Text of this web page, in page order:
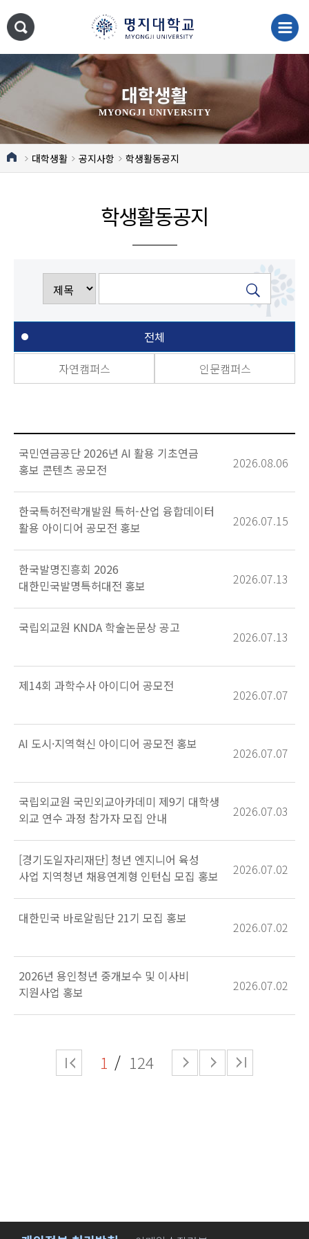
대학생활
MYONGJI UNIVERSITY
대학생활 공지사항 학생활동공지
학생활동공지
전체
자연캠퍼스
인문캠퍼스
국민연금공단 2026년 AI 활용 기초연금
홍보 콘텐츠 공모전
2026.08.06
한국특허전략개발원 특허-산업 융합데이터
활용 아이디어 공모전 홍보
2026.07.15
한국발명진흥회 2026
대한민국발명특허대전 홍보
2026.07.13
국립외교원 KNDA 학술논문상 공고
2026.07.13
제14회 과학수사 아이디어 공모전
2026.07.07
AI 도시·지역혁신 아이디어 공모전 홍보
2026.07.07
국립외교원 국민외교아카데미 제9기 대학생
외교 연수 과정 참가자 모집 안내
2026.07.03
[경기도일자리재단] 청년 엔지니어 육성
사업 지역청년 채용연계형 인턴십 모집 홍보
2026.07.02
대한민국 바로알림단 21기 모집 홍보
2026.07.02
2026년 용인청년 중개보수 및 이사비
지원사업 홍보
2026.07.02
1 124